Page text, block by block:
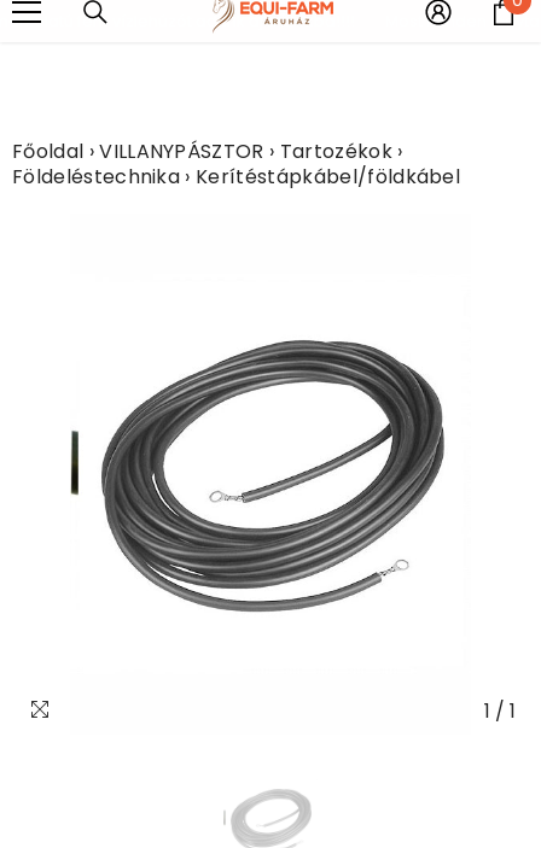
UGRÁS A TARTALOMHOZfém vízlehúzót adunk ajándékba!!!! Most minden
Főoldal ›VILLANYPÁSZTOR › Tartozékok ›
Földeléstechnika › Kerítéstápkábel/földkábel
1 / 1